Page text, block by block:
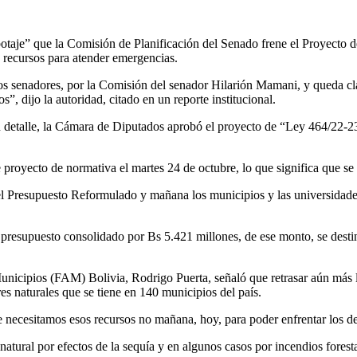
que la Comisión de Planificación del Senado frene el
para atender emergencias.
senadores, por la Comisión del senador Hilarión Mamani, y queda
dijo la autoridad, citado en un reporte institucional.
detalle, la Cámara de Diputados aprobó el proyecto de “Ley 464/
de normativa el martes 24 de octubre, lo que significa que
Reformulado y mañana los municipios y las
consolidado por Bs 5.421 millones, de ese monto, se
(FAM) Bolivia, Rodrigo Puerta, señaló que retrasar aún
naturales que se tiene en 140 municipios del país.
esos recursos no mañana, hoy, para poder enfrentar los
por efectos de la sequía y en algunos casos por incendios